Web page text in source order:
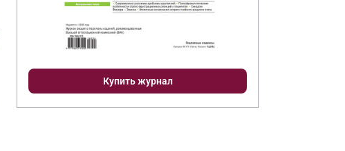
Купить журнал